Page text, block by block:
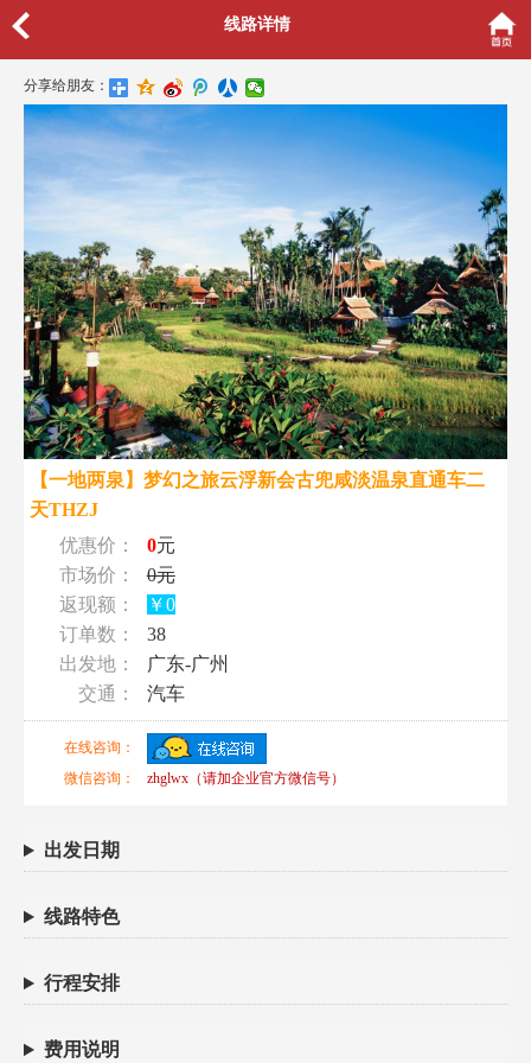
线路详情
分享给朋友：
【一地两泉】梦幻之旅云浮新会古兜咸淡温泉直通车二
天THZJ
优惠价：
0元
市场价：
0元
返现额：
￥0
订单数：
38
出发地：
广东-广州
交通：
汽车
在线咨询：
微信咨询：
zhglwx（请加企业官方微信号）
出发日期
线路特色
行程安排
费用说明